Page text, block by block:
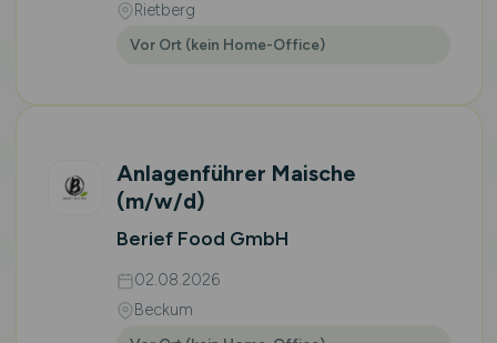
Rietberg
Vor Ort (kein Home-Office)
Anlagenführer Maische
(m/w/d)
Berief Food GmbH
02.08.2026
Beckum